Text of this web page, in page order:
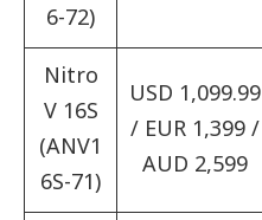
6-72)
Nitro
V 16S
(ANV1
6S-71)
USD 1,099.99
/ EUR 1,399 /
AUD 2,599